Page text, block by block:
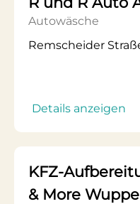
Autowäsche
Remscheider
Details anzeigen
KFZ-
& More